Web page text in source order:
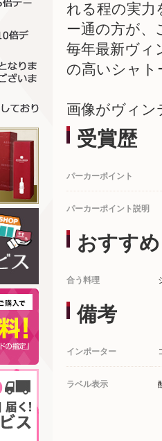
れる程の実
ー通の方が、
毎年最新ヴィ
の高いシャト
画像がヴィン
受賞歴
パーカーポイント
パーカーポイント説明
おすすめ
合う料理
備考
インポーター
ラベル表示